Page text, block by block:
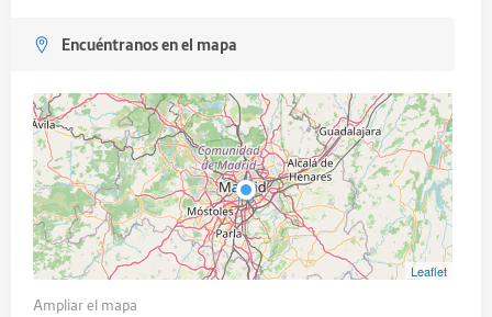
Encuéntranos en el mapa
Leaflet
Ampliar el mapa